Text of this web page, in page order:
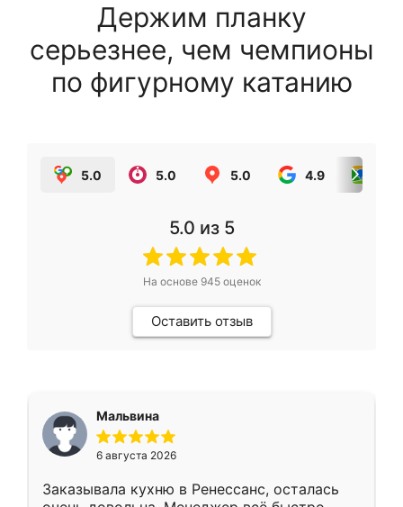
Держим планку
серьезнее, чем чемпионы
по фигурному катанию
5.0 5.0 5.0 4.9
5.0 из 5
На основе 945оценок
Оставить отзыв
Мальвина
6 августа 2026
Заказывала кухню в Ренессанс, осталась